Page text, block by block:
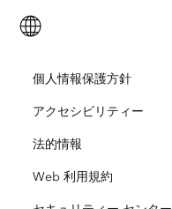
Esri ストア
Esri Young Professionals Network
イベント
ArcUser
ArcNews
Esri Press
採用情報
オープンビジョン
企業行動規範
ArcGIS for Student Use
自然保護
教育機関
個人情報保護方針
アクセシビリティー
法的情報
Web 利用規約